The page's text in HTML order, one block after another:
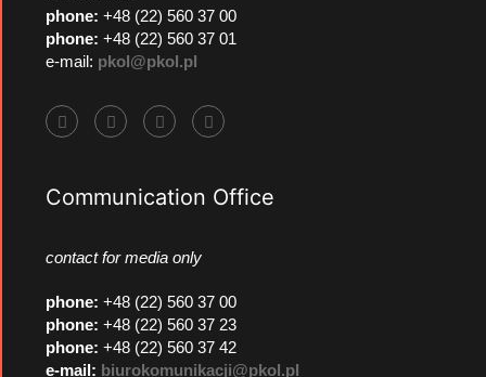
phone: +48 (22) 560 37 00
phone: +48 (22) 560 37 01
e-mail: pkol@pkol.pl
Communication Office
contact for media only
phone: +48 (22) 560 37 00
phone: +48 (22) 560 37 23
phone: +48 (22) 560 37 42
e-mail: biurokomunikacji@pkol.pl